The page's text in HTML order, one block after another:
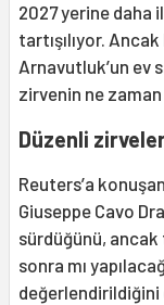
2027 yerine daha
tartışılıyor.
Arnavutluk’un ev
zirvenin ne zaman
Düzenli
Reuters’a
Giuseppe Cavo
sürdüğünü, ancak
sonra mı
değerlendirildiğini